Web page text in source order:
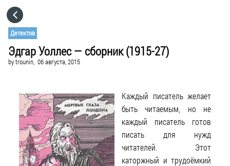
Детектив
Эдгар Уоллес — сборник (1915-27)
bytrounin, 06 августа, 2015
Каждый писатель желает
быть читаемым, но не
каждый писатель готов
писать для нужд
читателей. Этот
каторжный и трудоёмкий
CATEGORIES
VISIT WEBSITE